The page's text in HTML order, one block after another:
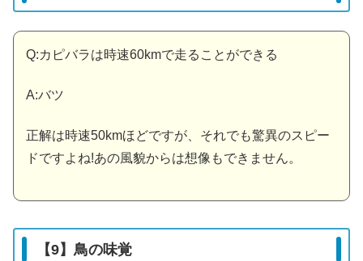
Q:カピバラは時速60kmで走ることができる
A:バツ
正解は時速50kmほどですが、それでも驚異のスピー
ドですよね!あの風貌からは想像もできません。
【9】鳥の味覚